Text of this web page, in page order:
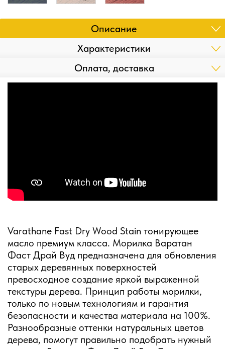
Описание
Характеристики
Оплата, доставка
Varathane Fast Dry Wood Stain тонирующее
масло премиум класса. Морилка Варатан
Фаст Драй Вуд предназначена для обновления
старых деревянных поверхностей
превосходное создание яркой выраженной
текстуры дерева. Принцип работы морилки,
только по новым технологиям и гарантия
безопасности и качества материала на 100%.
Разнообразные оттенки натуральных цветов
дерева, помогут правильно подобрать нужный